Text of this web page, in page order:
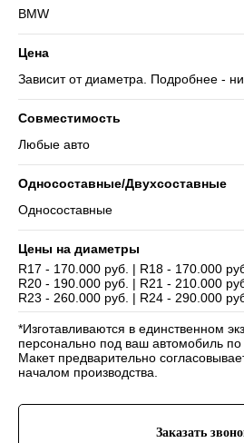
BMW
Цена
Зависит от диаметра. Подробнее -
Совместимость
Любые авто
Односоставные/Двухсоставные
Односоставные
Цены на диаметры
R17 - 170.000 руб. | R18 - 170.000
R20 - 190.000 руб. | R21 - 210.000
R23 - 260.000 руб. | R24 - 290.000
*Изготавливаются в единственном
персонально под ваш автомобиль
Макет предварительно
началом производства.
Заказать
WHEELS CLUB - БОЛЬШЕ,
Политика обработки
персональных данных
Навигация
Каталог
Партнерам